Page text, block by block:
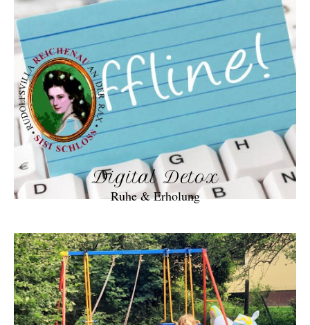
Digital Detox
Ruhe & Erholung